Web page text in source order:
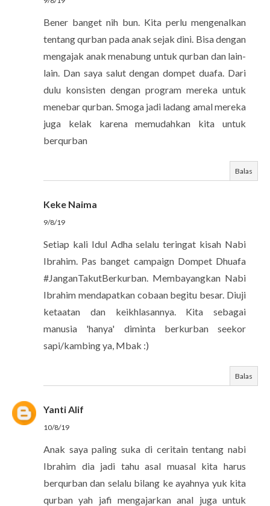
Bener banget nih bun. Kita perlu mengenalkan
tentang qurban pada anak sejak dini. Bisa dengan
mengajak anak menabung untuk qurban dan lain-
lain. Dan saya salut dengan dompet duafa. Dari
dulu konsisten dengan program mereka untuk
menebar qurban. Smoga jadi ladang amal mereka
juga kelak karena memudahkan kita untuk
berqurban
Balas
Keke Naima
9/8/19
Setiap kali Idul Adha selalu teringat kisah Nabi
Ibrahim. Pas banget campaign Dompet Dhuafa
#JanganTakutBerkurban. Membayangkan Nabi
Ibrahim mendapatkan cobaan begitu besar. Diuji
ketaatan dan keikhlasannya. Kita sebagai
manusia 'hanya' diminta berkurban seekor
sapi/kambing ya, Mbak :)
Balas
Yanti Alif
10/8/19
Anak saya paling suka di ceritain tentang nabi
Ibrahim dia jadi tahu asal muasal kita harus
berqurban dan selalu bilang ke ayahnya yuk kita
qurban yah jafi mengajarkan anal juga untuk